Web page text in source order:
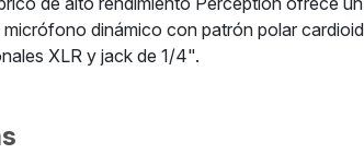
dinámico con patrón polar
XLR y jack de 1/4".